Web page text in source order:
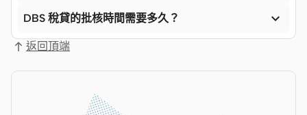
DBS 稅貸的批核時間需要多久？ 
返回頂端